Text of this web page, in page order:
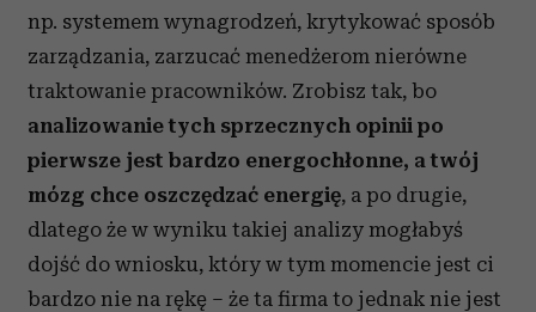
np. systemem wynagrodzeń, krytykować sposób
zarządzania, zarzucać menedżerom nierówne
traktowanie pracowników. Zrobisz tak, bo
analizowanie tych sprzecznych opinii po
pierwsze jest bardzo energochłonne, a twój
mózg chce oszczędzać energię, a po drugie,
dlatego że w wyniku takiej analizy mogłabyś
dojść do wniosku, który w tym momencie jest ci
bardzo nie na rękę – że ta firma to jednak nie jest